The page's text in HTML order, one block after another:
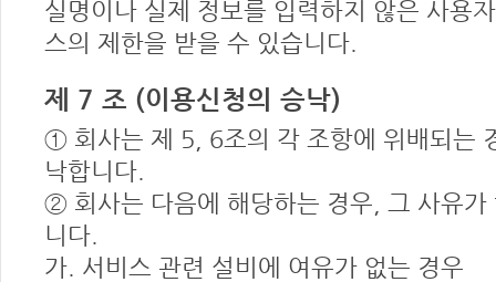
실명이나 실제 정보를 입력하지 않은 사용
스의 제한을 받을 수 있습니다.
제 7 조 (이용신청의 승낙)
① 회사는 제 5, 6조의 각 조항에 위배되는
낙합니다.
② 회사는 다음에 해당하는 경우, 그 사유
니다.
가. 서비스 관련 설비에 여유가 없는 경우